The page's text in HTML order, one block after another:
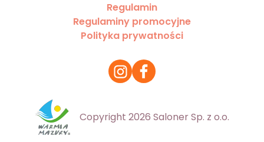
Regulamin
Regulaminy promocyjne
Polityka prywatności
Copyright 2026 Saloner Sp. z o.o.